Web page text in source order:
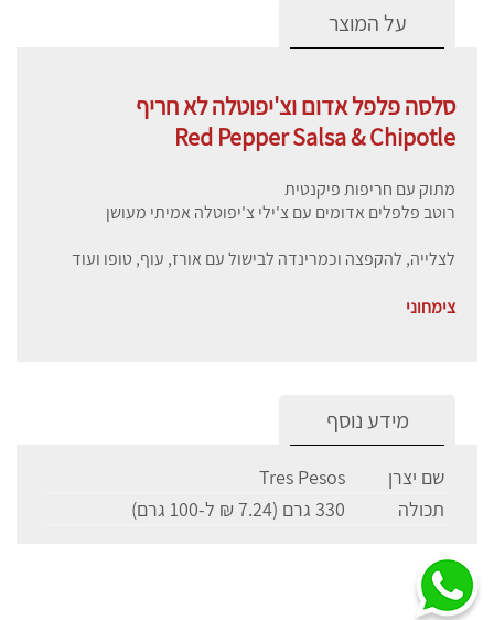
על המוצר
סלסה פלפל אדום וצ'יפוטלה לא חריף
Red Pepper Salsa & Chipotle
מתוק עם חריפות פיקנטית
רוטב פלפלים אדומים עם צ'ילי צ'יפוטלה אמיתי מעושן
לצלייה, להקפצה וכמרינדה לבישול עם אורז, עוף, טופו ועוד
צימחוני
מידע נוסף
שם יצרן
Tres Pesos
תכולה
330 גרם (7.24 ₪ ל-100 גרם)